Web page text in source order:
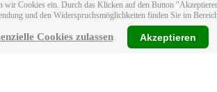
wir Cookies ein. Durch das Klicken auf den Button
und den Widerspruchsmöglichkeiten finden Sie im
Cookies zulassen Akzeptieren